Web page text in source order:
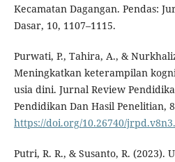
Kecamatan Dagangan. Pendas:
Dasar, 10, 1107–1115.
Purwati, P., Tahira, A., &
Meningkatkan keterampilan
usia dini. Jurnal Review
Pendidikan Dan Hasil Penelitian,
https://doi.org/10.26740/
Putri, R. R., & Susanto, R. (2023).